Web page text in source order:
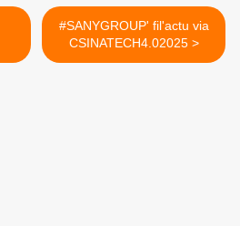
#SANYGROUP' fil'actu via
CSINATECH4.02025 >